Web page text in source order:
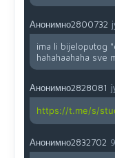
Анонимно2800732
ima li bijeloputog
hahahaahaha sve
Анонимно2828081
https://t.me/s/
Анонимно2832702